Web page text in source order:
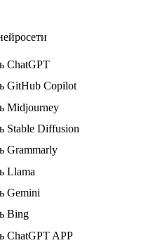
ChatGPT
GitHub Copilot
Midjourney
Stable Diffusion
Grammarly
Llama
Gemini
Bing
ChatGPT APP